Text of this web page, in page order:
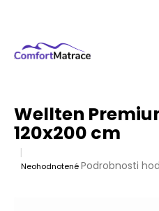
Wellten
120x200 cm
Priemerné
NeohodnotenéPodrobnosti